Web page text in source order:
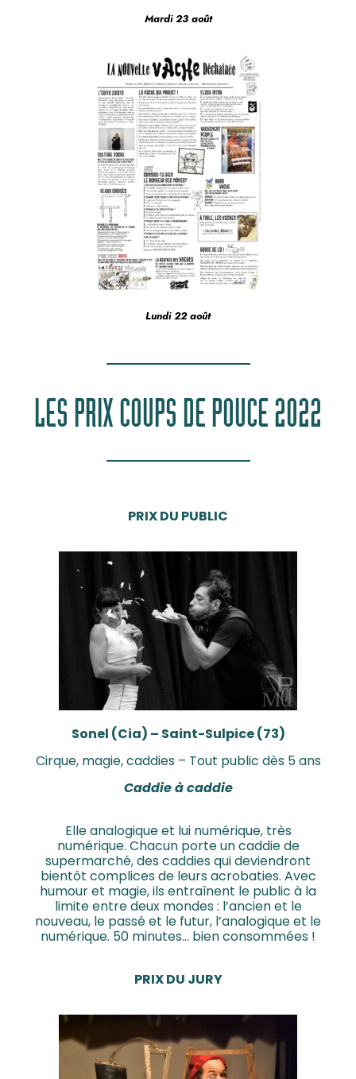
Mardi 23 août
Lundi 22 août
LES PRIX COUPS DE POUCE 2022
PRIX DU PUBLIC
Sonel (Cia) – Saint-Sulpice (73)
Cirque, magie, caddies – Tout public dès 5 ans
Caddie à caddie
Elle analogique et lui numérique, très
numérique. Chacun porte un caddie de
supermarché, des caddies qui deviendront
bientôt complices de leurs acrobaties. Avec
humour et magie, ils entraînent le public à la
limite entre deux mondes : l’ancien et le
nouveau, le passé et le futur, l’analogique et le
numérique. 50 minutes… bien consommées !
PRIX DU JURY